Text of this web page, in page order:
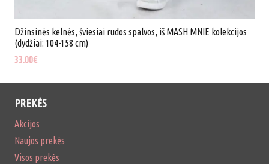
Džinsinės kelnės, šviesiai rudos spalvos, iš MASH MNIE kolekcijos
(dydžiai: 104-158 cm)
33.00€
PREKĖS
Akcijos
Naujos prekės
Visos prekės